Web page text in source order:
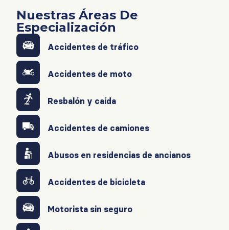
Nuestras Áreas De
Especialización
Accidentes de tráfico
Accidentes de moto
Resbalón y caída
Accidentes de camiones
Abusos en residencias de ancianos
Accidentes de bicicleta
Motorista sin seguro